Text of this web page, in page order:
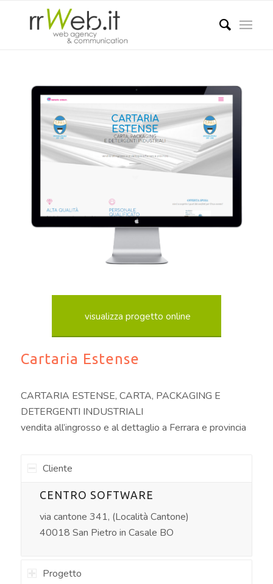
visualizza progetto online
Cartaria Estense
CARTARIA ESTENSE, CARTA, PACKAGING E
DETERGENTI INDUSTRIALI
vendita all’ingrosso e al dettaglio a Ferrara e provincia
Cliente
CENTRO SOFTWARE
via cantone 341, (Località Cantone)
40018 San Pietro in Casale BO
Progetto